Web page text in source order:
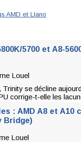
AMD et Llano
5700 et A8-
Louel
se décline
corrige-t-elle les
: AMD A8 et
Bridge)
Louel